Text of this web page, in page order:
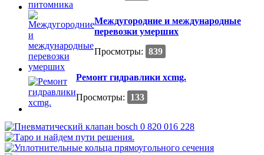
Междугородние и международные
перевозки умерших
Просмотры: 839
Ремонт гидравлики xcmg.
Просмотры:
133